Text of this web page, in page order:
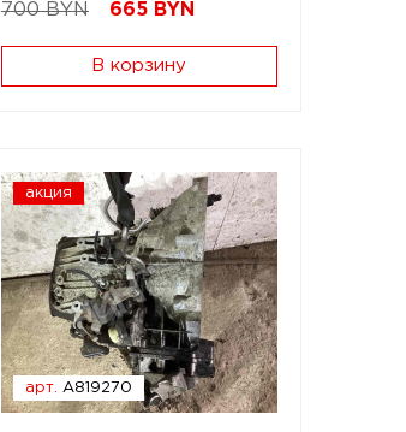
700 BYN 665 BYN
В корзину
акция
арт. A819270